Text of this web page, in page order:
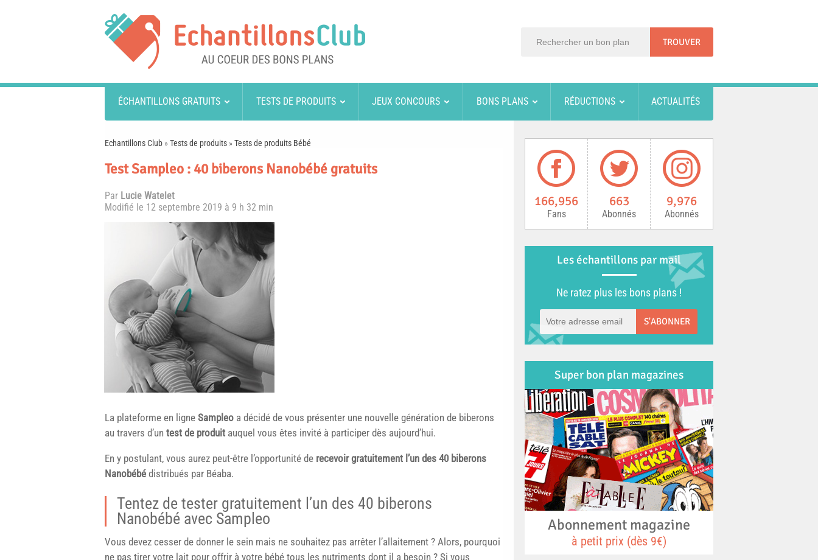
ÉCHANTILLONS GRATUITS TESTS DE PRODUITS JEUX CONCOURS BONS PLANS RÉDUCTIONS ACTUALITÉS
Echantillons Club »Tests de produits »Tests de produits Bébé
Test Sampleo : 40 biberons Nanobébé gratuits
Par Lucie Watelet
Modifié le 12 septembre 2019 à 9 h 32 min
La plateforme en ligne Sampleo a décidé de vous présenter une nouvelle génération de biberons
au travers d’un test de produit auquel vous êtes invité à participer dès aujourd’hui.
En y postulant, vous aurez peut-être l’opportunité de recevoir gratuitement l’un des 40 biberons
Nanobébé distribués par Béaba.
Tentez de tester gratuitement l’un des 40 biberons
Nanobébé avec Sampleo
Vous devez cesser de donner le sein mais ne souhaitez pas arrêter l’allaitement ? Alors, pourquoi
ne pas tirer votre lait pour offrir à votre bébé tous les nutriments dont il a besoin ? Si vous
166,956
Fans
663
Abonnés
9,976
Abonnés
Les échantillons par mail
Ne ratez plus les bons plans !
S'ABONNER
Super bon plan magazines
Abonnement magazine
à petit prix (dès 9€)